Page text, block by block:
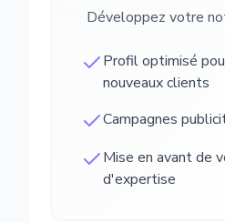
Développez votre
Profil optimisé
nouveaux clients
Campagnes
Mise en avant de
d'expertise